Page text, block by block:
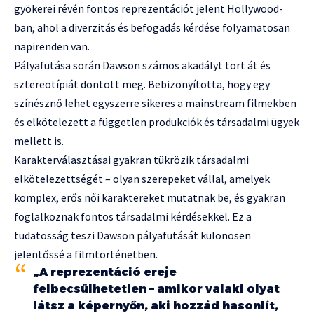
gyökerei révén fontos reprezentációt jelent Hollywood-
ban, ahol a diverzitás és befogadás kérdése folyamatosan
napirenden van.
Pályafutása során Dawson számos akadályt tört át és
sztereotípiát döntött meg. Bebizonyította, hogy egy
színésznő lehet egyszerre sikeres a mainstream filmekben
és elkötelezett a független produkciók és társadalmi ügyek
mellett is.
Karakterválasztásai gyakran tükrözik társadalmi
elkötelezettségét – olyan szerepeket vállal, amelyek
komplex, erős női karaktereket mutatnak be, és gyakran
foglalkoznak fontos társadalmi kérdésekkel. Ez a
tudatosság teszi Dawson pályafutását különösen
jelentőssé a filmtörténetben.
„A reprezentáció ereje
felbecsülhetetlen – amikor valaki olyat
látsz a képernyőn, aki hozzád hasonlít,